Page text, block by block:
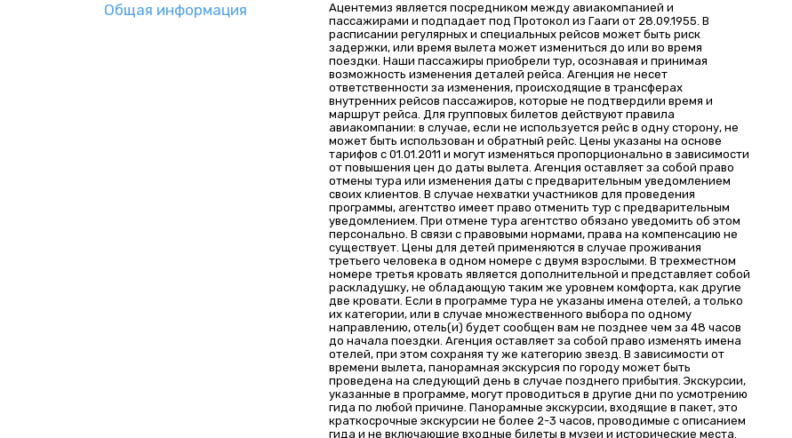
Общая информация
Ацентемиз является посредником между авиакомпанией и
пассажирами и подпадает под Протокол из Гааги от 28.09.1955. В
расписании регулярных и специальных рейсов может быть риск
задержки, или время вылета может измениться до или во время
поездки. Наши пассажиры приобрели тур, осознавая и принимая
возможность изменения деталей рейса. Агенция не несет
ответственности за изменения, происходящие в трансферах
внутренних рейсов пассажиров, которые не подтвердили время и
маршрут рейса. Для групповых билетов действуют правила
авиакомпании: в случае, если не используется рейс в одну сторону, не
может быть использован и обратный рейс. Цены указаны на основе
тарифов с 01.01.2011 и могут изменяться пропорционально в зависимости
от повышения цен до даты вылета. Агенция оставляет за собой право
отмены тура или изменения даты с предварительным уведомлением
своих клиентов. В случае нехватки участников для проведения
программы, агентство имеет право отменить тур с предварительным
уведомлением. При отмене тура агентство обязано уведомить об этом
персонально. В связи с правовыми нормами, права на компенсацию не
существует. Цены для детей применяются в случае проживания
третьего человека в одном номере с двумя взрослыми. В трехместном
номере третья кровать является дополнительной и представляет собой
раскладушку, не обладающую таким же уровнем комфорта, как другие
две кровати. Если в программе тура не указаны имена отелей, а только
их категории, или в случае множественного выбора по одному
направлению, отель(и) будет сообщен вам не позднее чем за 48 часов
до начала поездки. Агенция оставляет за собой право изменять имена
отелей, при этом сохраняя ту же категорию звезд. В зависимости от
времени вылета, панорамная экскурсия по городу может быть
проведена на следующий день в случае позднего прибытия. Экскурсии,
указанные в программе, могут проводиться в другие дни по усмотрению
гида по любой причине. Панорамные экскурсии, входящие в пакет, это
краткосрочные экскурсии не более 2-3 часов, проводимые с описанием
гида и не включающие входные билеты в музеи и исторические места.